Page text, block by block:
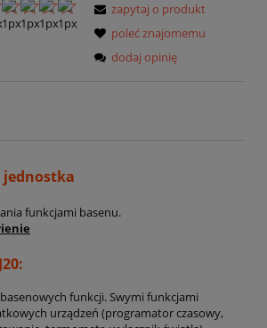
zapytaj o produkt
poleć znajomemu
dodaj opinię
jednostka
funkcjami basenu.
funkcji. Swymi funkcjami
urządzeń (programator czasowy,